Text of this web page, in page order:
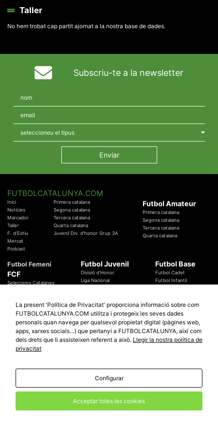
Taller
No hem trobat cap partit ajornat a la nostra base de dades.
Subscriu-te a la newsletter
FUTBOLCATALUNYA.COM
Inici
Notícies
Marcador
Taller
F. d'Estiu
Mercat
Podcast
Primera catalana
Segona catalana
Tercera catalana
Quarta catalana
Juvenil Div. d'honor Grup 3A
Futbol Amateur
Primera catalana
Segona catalana
Tercera catalana
Quarta catalana
Futbol Femení
FCF
Seleccions Catalanes
Temes Federatius
Futbol Juvenil
Divisió d'Honor
Liga Nacional
Futbol Base
Futbol Cadet
Futbol Infantil
Futbol Catalunya
Promocions
Sortejos
Participació
Especials
Copa Catalunya Absoluta 2019
Copa del Rei 2019 - 2020
© 2010 - 2026FutbolCatalunya.com
redaccio@futbolcatalunya.com
La present 'Política de Privacitat' proporciona informació sobre com
FUTBOLCATALUNYA.COM utilitza i protegeix les seves dades
personals quan navega per qualsevol propietat digital (pàgines web,
apps, xarxes socials…) que pertanyi a FUTBOLCATALUNYA, així com
dels drets que li assisteixen referent a això. Llegir la nostra política de
privacitat
Configurar
Acceptar totes les cookies